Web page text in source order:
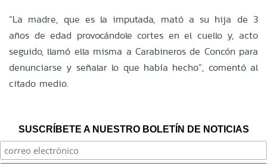
“La madre, que es la imputada, mató a su hija de 3
años de edad provocándole cortes en el cuello y, acto
seguido, llamó ella misma a Carabineros de Concón para
denunciarse y señalar lo que había hecho”, comentó al
citado medio.
SUSCRÍBETE A NUESTRO BOLETÍN DE NOTICIAS